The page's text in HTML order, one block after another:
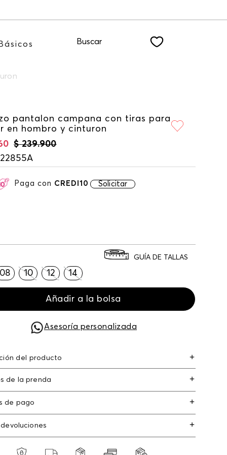
Básicos Buscar
pantalon campana con tiras para
en hombro y cinturon
$ 239.900
Paga con CREDI10 Solicitar
08 10 12 14
GUÍA DE TALLAS
Añadir a la bolsa
Asesoría personalizada
del producto
de la prenda
de pago
de crédito: Visa, Dinners, Master Card y
débito: Maestro, Electron.
devoluciones